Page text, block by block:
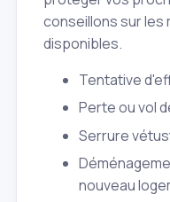
conseillons sur les
disponibles.
Tentative
Perte ou vol
Serrure
nouveau